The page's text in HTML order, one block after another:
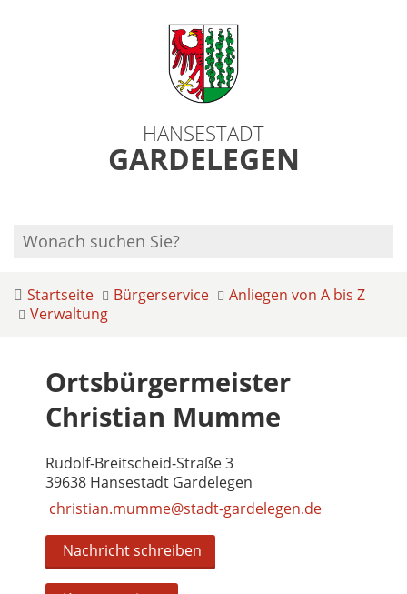
HANSESTADT
GARDELEGEN
Startseite Bürgerservice
Anliegen von A bis Z
Verwaltung
Ortsbürgermeister
Christian Mumme
Rudolf-Breitscheid-Straße 3
39638 Hansestadt Gardelegen
christian.mumme@stadt-gardelegen.de
Nachricht schreiben